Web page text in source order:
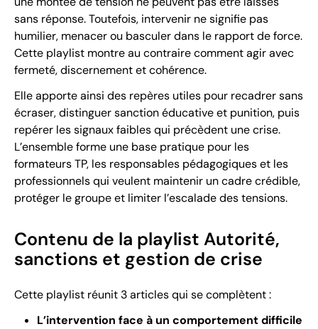
sans réponse. Toutefois, intervenir ne signifie pas
humilier, menacer ou basculer dans le rapport de force.
Cette playlist montre au contraire comment agir avec
fermeté, discernement et cohérence.
Elle apporte ainsi des repères utiles pour recadrer sans
écraser, distinguer sanction éducative et punition, puis
repérer les signaux faibles qui précèdent une crise.
L’ensemble forme une base pratique pour les
formateurs TP, les responsables pédagogiques et les
professionnels qui veulent maintenir un cadre crédible,
protéger le groupe et limiter l’escalade des tensions.
Contenu de la playlist Autorité,
sanctions et gestion de crise
Cette playlist réunit 3 articles qui se complètent :
L’intervention face à un comportement difficile